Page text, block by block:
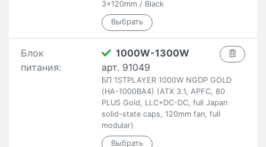
3x120mm / Black
Блок
питания:
1000W-1300W
арт. 91049
БП 1STPLAYER 1000W NGDP GOLD
(HA-1000BA4) (ATX 3.1, APFC, 80
PLUS Gold, LLC+DC-DC, full Japan
solid-state caps, 120mm fan, full
modular)